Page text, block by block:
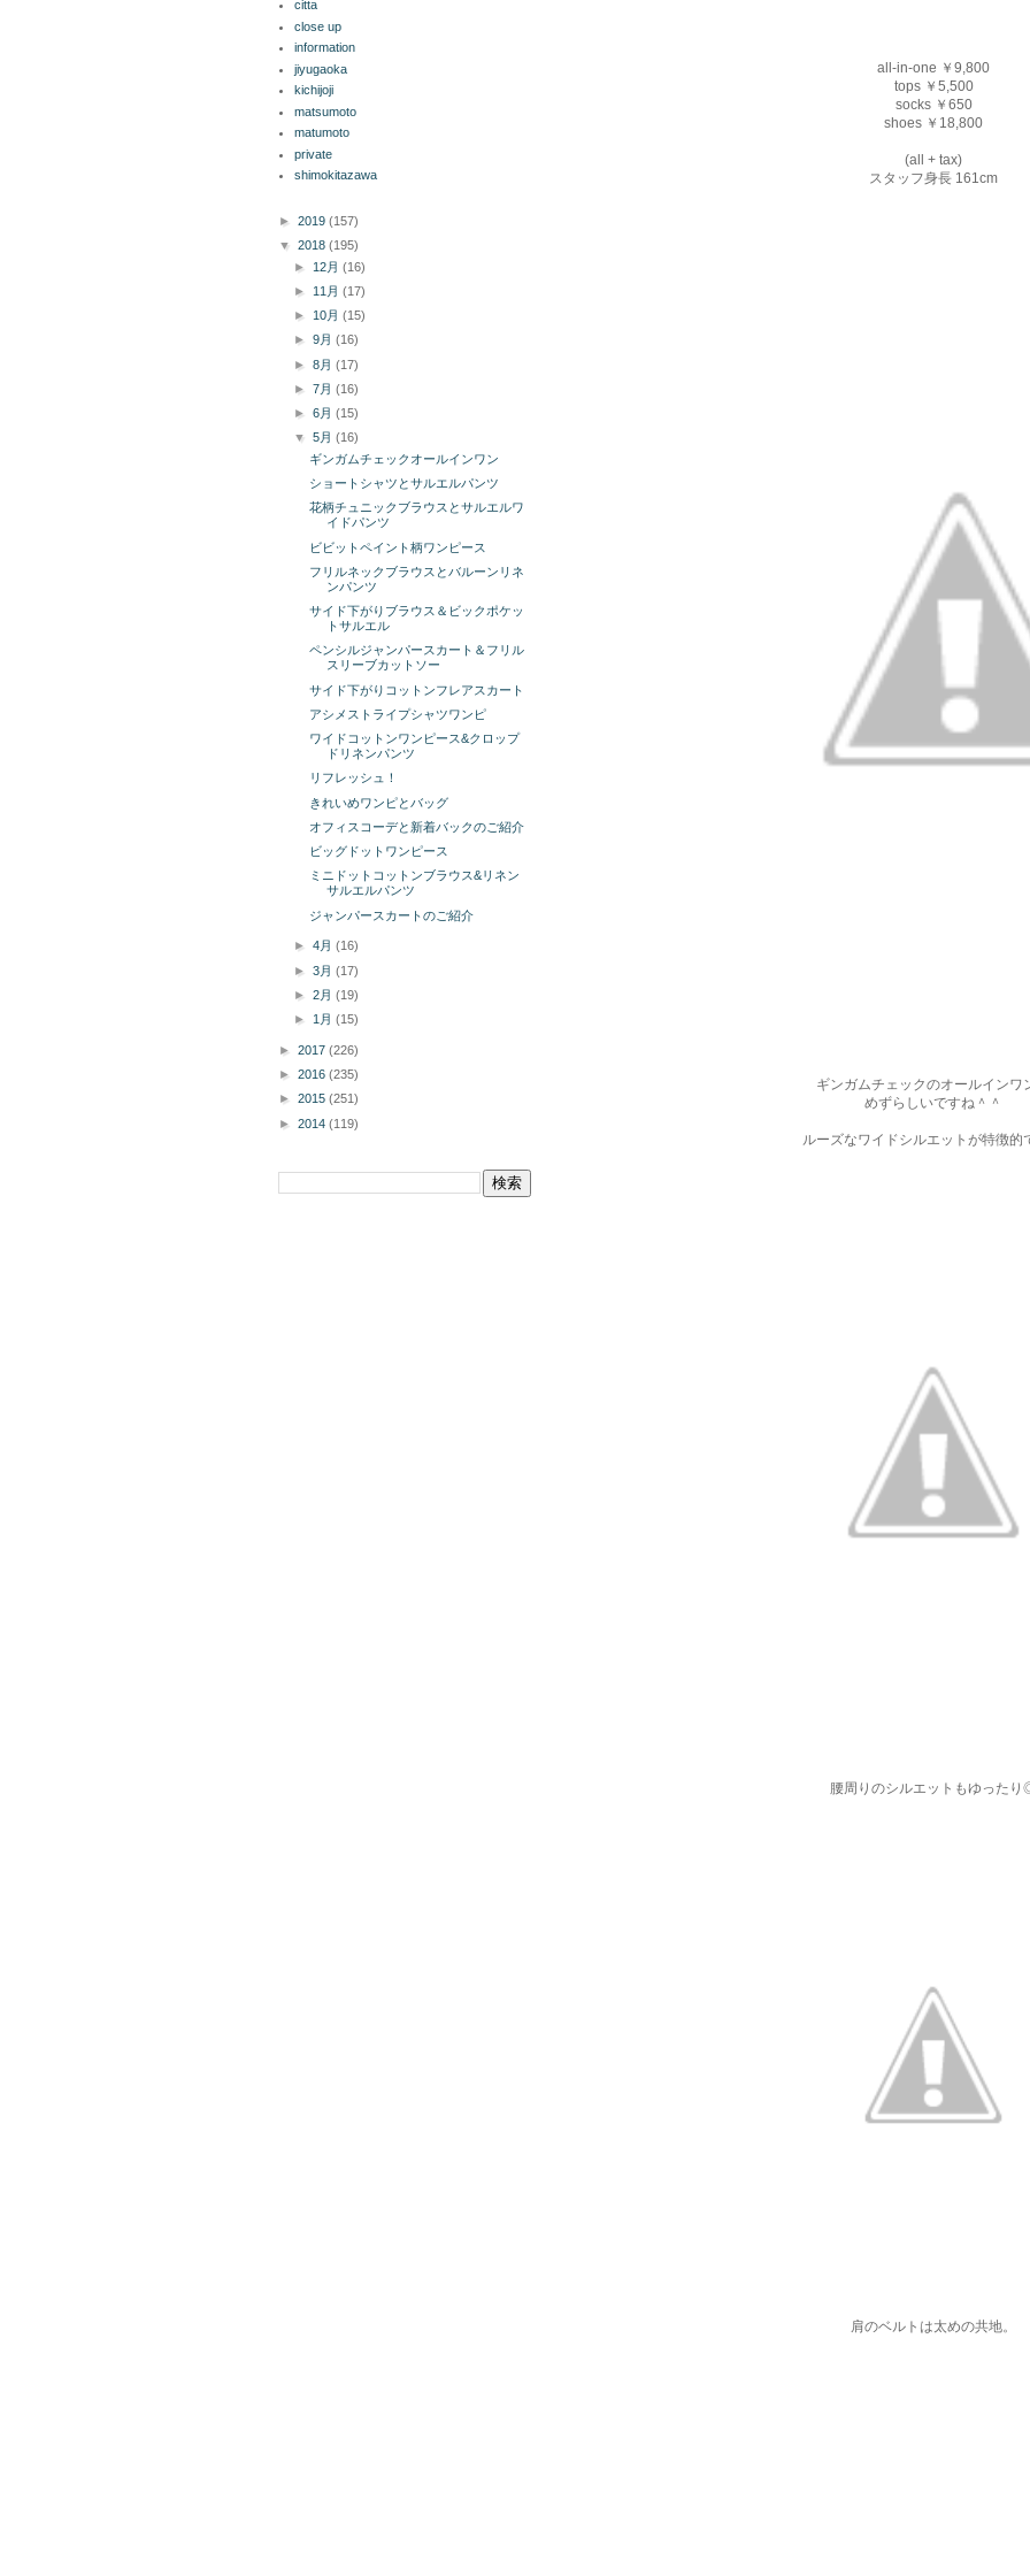
all-in-one ￥9,800
tops ￥5,500
socks ￥650
shoes ￥18,800
(all + tax)
スタッフ身長 161cm
ギンガムチェックのオールインワ
めずらしいですね＾＾
ルーズなワイドシルエットが特徴的
腰周りのシルエットもゆった
肩のベルトは太めの共地。
citta
close up
information
jiyugaoka
kichijoji
matsumoto
matumoto
private
shimokitazawa
► 2019 (157)
▼ 2018 (195)
► 12月(16)
► 11月(17)
► 10月(15)
►9月(16)
►8月(17)
►7月(16)
►6月(15)
▼5月(16)
ギンガムチェックオールインワン
ショートシャツとサルエルパンツ
花柄チュニックブラウスとサルエルワ
イドパンツ
ビビットペイント柄ワンピース
フリルネックブラウスとバルーンリネ
ンパンツ
サイド下がりブラウス＆ビックポケッ
トサルエル
ペンシルジャンパースカート＆フリル
スリーブカットソー
サイド下がりコットンフレアスカート
アシメストライプシャツワンピ
ワイドコットンワンピース&クロップ
ドリネンパンツ
リフレッシュ！
きれいめワンピとバッグ
オフィスコーデと新着バックのご紹介
ビッグドットワンピース
ミニドットコットンブラウス&リネン
サルエルパンツ
ジャンパースカートのご紹介
►4月(16)
►3月(17)
►2月(19)
► 1月(15)
► 2017 (226)
► 2016 (235)
► 2015 (251)
► 2014 (119)